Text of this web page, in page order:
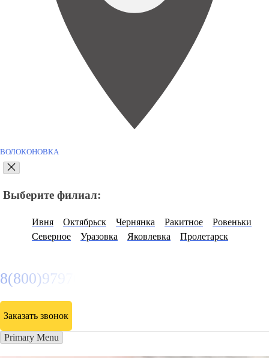
ВОЛОКОНОВКА
Выберите филиал:
Ивня Октябрьск Чернянка Ракитное
Ровеньки
Северное
Уразовка Яковлевка Пролетарск
8(800)9797043
Заказать звонок
Primary Menu